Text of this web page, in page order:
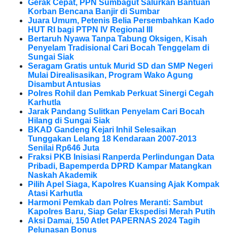
Gerak Cepat, PPN Sumbagut Salurkan Bantuan
Korban Bencana Banjir di Sumbar
Juara Umum, Petenis Belia Persembahkan Kado
HUT RI bagi PTPN IV Regional III
Bertaruh Nyawa Tanpa Tabung Oksigen, Kisah
Penyelam Tradisional Cari Bocah Tenggelam di
Sungai Siak
Seragam Gratis untuk Murid SD dan SMP Negeri
Mulai Direalisasikan, Program Wako Agung
Disambut Antusias
Polres Rohil dan Pemkab Perkuat Sinergi Cegah
Karhutla
Jarak Pandang Sulitkan Penyelam Cari Bocah
Hilang di Sungai Siak
BKAD Gandeng Kejari Inhil Selesaikan
Tunggakan Lelang 18 Kendaraan 2007-2013
Senilai Rp646 Juta
Fraksi PKB Inisiasi Ranperda Perlindungan Data
Pribadi, Bapemperda DPRD Kampar Matangkan
Naskah Akademik
Pilih Apel Siaga, Kapolres Kuansing Ajak Kompak
Atasi Karhutla
Harmoni Pemkab dan Polres Meranti: Sambut
Kapolres Baru, Siap Gelar Ekspedisi Merah Putih
Aksi Damai, 150 Atlet PAPERNAS 2024 Tagih
Pelunasan Bonus